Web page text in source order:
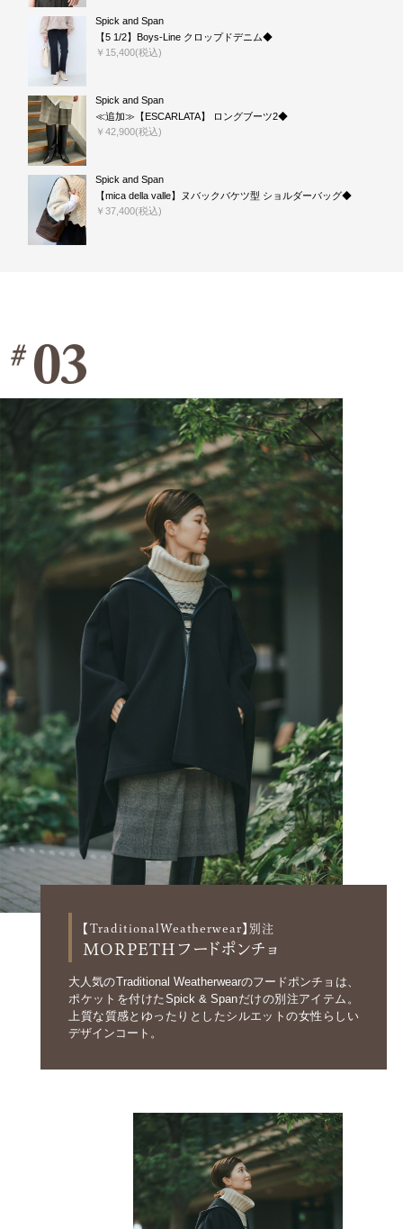
Spick and Span
【5 1/2】Boys-Line クロップドデニム◆
￥15,400(税込)
Spick and Span
≪追加≫【ESCARLATA】 ロングブーツ2◆
￥42,900(税込)
Spick and Span
【mica della valle】ヌバックバケツ型 ショルダーバッグ◆
￥37,400(税込)
【TraditionalWeatherwear】別注
MORPETH フードポンチョ
大人気のTraditional Weatherwearのフードポンチョは、
ポケットを付けたSpick & Spanだけの別注アイテム。
上質な質感とゆったりとしたシルエットの女性らしい
デザインコート。